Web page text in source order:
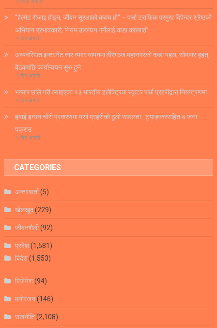
“हेल्मेट रोजाइ होइन, जीवन सुरक्षाको कवच हो” – पर्सा ट्राफिक प्रमुख दिपेन्द्र श्रेष्ठको
अभियान प्रभावकारी, नियम उल्लंघन गर्नेलाई कडा कारबाही
१ दिन अगाडि
अव्यवस्थित इन्टरनेट तार व्यवस्थापनमा वीरगञ्ज महानगरको कडा पहल, सोमबार बृहत्
बैठकपछि कार्यान्वयन सुरु हुने
१ दिन अगाडि
भन्सार छलि गरी ल्याइएका १३ भारतीय इलेक्ट्रिक स्कुटर पर्सा प्रहरीद्वारा नियन्त्रणमा
१ दिन अगाडि
हवाई इन्धन चोरी प्रकरणमा पर्सा प्रहरीको ठूलो सफलता : ट्याङ्करसहित ७ जना
पक्राउ
१ दिन अगाडि
CATEGORIES
अन्तरबार्ता(5)
खेलखुद(229)
जीवनशैली(92)
प्रदेश(1,581)
बिदेश(1,553)
बिजेनेश(94)
मनोरंजन(146)
राजनीति(2,108)